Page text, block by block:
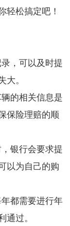
轻松搞定吧！
，可以及时提
大。
的相关信息是
保险理赔的顺
银行会要求提
以为自己的购
都需要进行年
通过。